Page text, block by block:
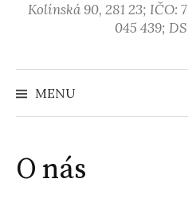
Kolínská 90, 281 23; IČO:
045 439;
MENU
O nás